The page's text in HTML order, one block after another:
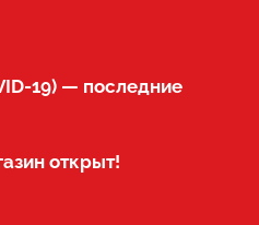
19) — последние
открыт!